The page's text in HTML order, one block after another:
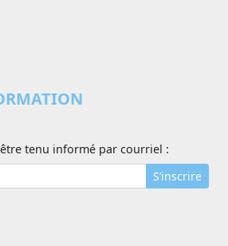
tenu informé par courriel :
S’inscrire